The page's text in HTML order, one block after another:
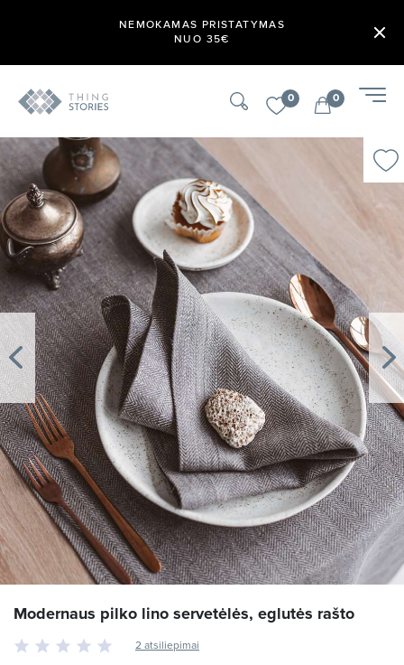
NEMOKAMAS PRISTATYMAS
NUO 35€
0 0
Modernaus pilko lino servetėlės, eglutės rašto
2 atsiliepimai